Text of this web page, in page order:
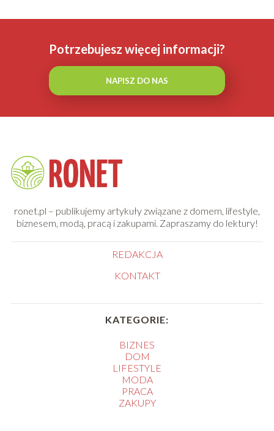
Potrzebujesz więcej informacji?
NAPISZ DO NAS
ronet.pl – publikujemy artykuły związane z domem, lifestyle,
biznesem, modą, pracą i zakupami. Zapraszamy do lektury!
REDAKCJA
KONTAKT
KATEGORIE:
BIZNES
DOM
LIFESTYLE
MODA
PRACA
ZAKUPY